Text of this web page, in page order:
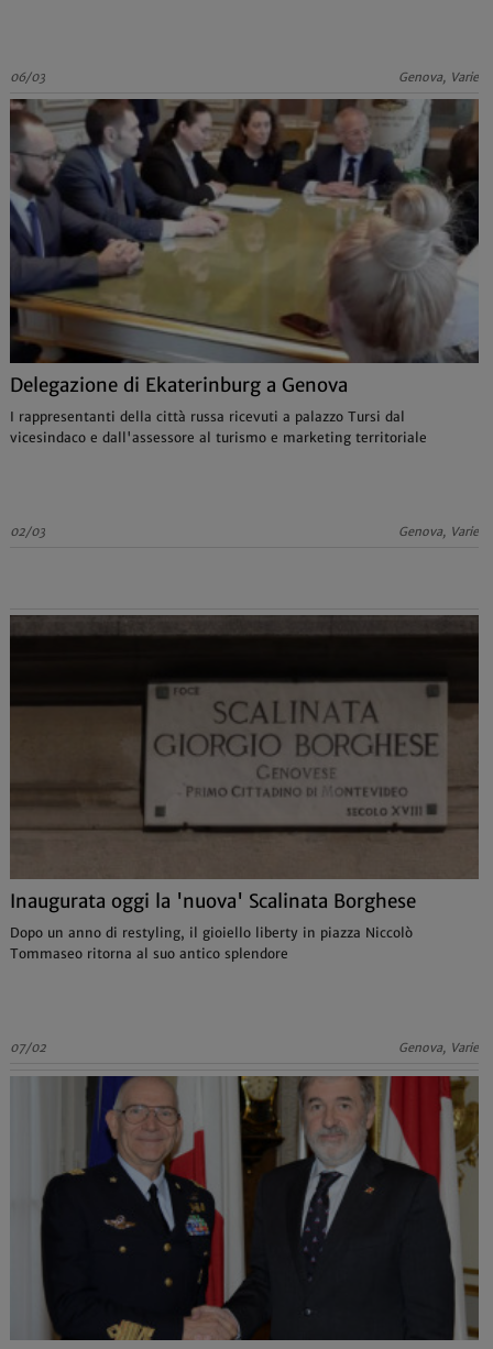
06/03 Genova, Varie
Delegazione di Ekaterinburg a Genova
I rappresentanti della città russa ricevuti a palazzo Tursi dal
vicesindaco e dall'assessore al turismo e marketing territoriale
02/03 Genova, Varie
Inaugurata oggi la 'nuova' Scalinata Borghese
Dopo un anno di restyling, il gioiello liberty in piazza Niccolò
Tommaseo ritorna al suo antico splendore
07/02 Genova, Varie